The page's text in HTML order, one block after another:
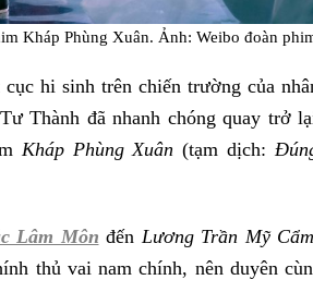
Kháp Phùng Xuân. Ảnh: Weibo đoàn
hi sinh trên chiến trường của
Thành đã nhanh chóng quay trở
Kháp Phùng Xuân (tạm dịch:
Lâm Môn đến Lương Trần Mỹ Cẩm
thủ vai nam chính, nên duyên